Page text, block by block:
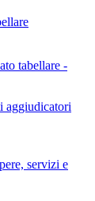
tabellare -
aggiudicatori
servizi e